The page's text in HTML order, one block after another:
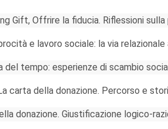
Gift, Offrire la fiducia. Riflessioni
e lavoro sociale: la via
del tempo: esperienze di scambio
carta della donazione. Percorso e
donazione. Giustificazione logico-